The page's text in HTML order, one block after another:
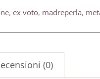
, ex voto, madreperla,
(0)